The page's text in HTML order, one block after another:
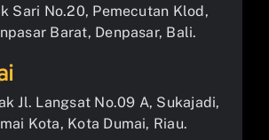
Sari No.20, Pemecutan Klod,
Barat, Denpasar, Bali.
Jl. Langsat No.09 A, Sukajadi,
Kota, Kota Dumai, Riau.